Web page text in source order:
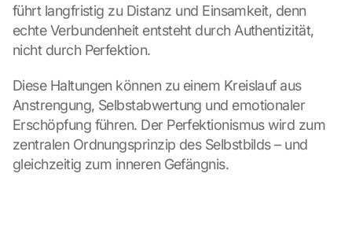
führt langfristig zu Distanz und Einsamkeit, denn
echte Verbundenheit entsteht durch Authentizität,
nicht durch Perfektion.
Diese Haltungen können zu einem Kreislauf aus
Anstrengung, Selbstabwertung und emotionaler
Erschöpfung führen. Der Perfektionismus wird zum
zentralen Ordnungsprinzip des Selbstbilds – und
gleichzeitig zum inneren Gefängnis.